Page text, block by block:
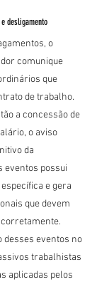
desligamento
o
comunique
que
de trabalho.
a concessão de
o aviso
da
eventos possui
e gera
que devem
eventos no
trabalhistas
aplicadas pelos